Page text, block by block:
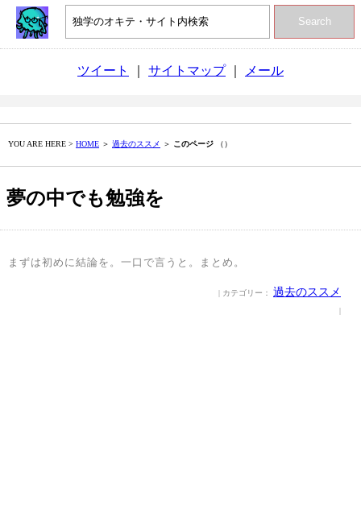
Search
ツイート サイトマップ｜ メール
YOU ARE HERE > HOME ＞ 過去のススメ ＞ このページ （）
夢の中でも勉強を
まずは初めに結論を。一口で言うと。まとめ。
| カテゴリー： 過去のススメ
|